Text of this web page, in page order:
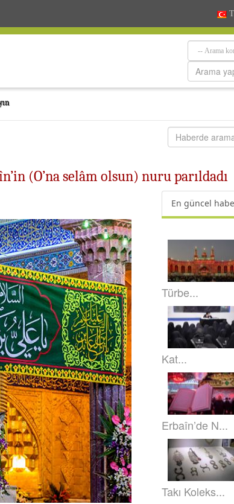
(O’na selâm olsun) nuru parıldadı
En güncel
Türbe...
Kat...
Erbaîn’de N...
Takı Koleks...